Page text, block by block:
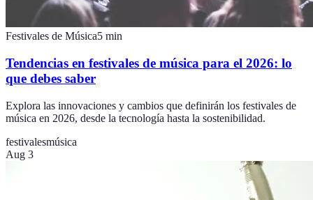
Festivales de Música5 min
Tendencias en festivales de música para el 2026: lo
que debes saber
Explora las innovaciones y cambios que definirán los festivales de
música en 2026, desde la tecnología hasta la sostenibilidad.
festivalesmúsica
Aug 3